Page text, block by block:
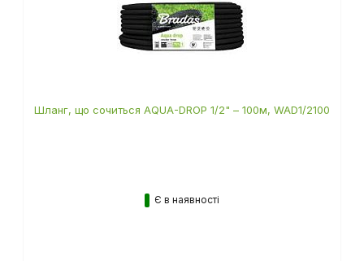
Шланг, що сочиться AQUA-DROP 1/2" – 100м, WAD1/2100
Є в наявності